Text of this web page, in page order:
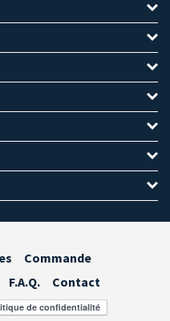
Commande
F.A.Q.
Contact